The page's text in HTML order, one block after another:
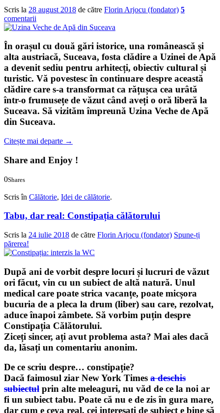
Scris la 28 august 2018 de către Florin Arjocu (fondator) 5
comentarii
În orașul cu două gări istorice, una românească și
alta austriacă, Suceava, fosta clădire a Uzinei de Apă
a devenit sediu pentru arhitecți, obiectiv cultural și
turistic. Vă povestesc în continuare despre această
clădire care s-a transformat ca rățușca cea urâtă
într-o frumusețe de văzut când aveți o oră liberă la
Suceava. Să vizităm împreună Uzina Veche de Apă
din Suceava.
Citește mai departe →
Share and Enjoy !
0Shares
Scris în Călătorie, Idei de călătorie.
Tabu, dar real: Constipația călătorului
Scris la 24 iulie 2018 de către Florin Arjocu (fondator) Spune-ți
părerea!
După ani de vorbit despre locuri și lucruri de văzut
ori făcut, vin cu un subiect de altă natură. Unul
medical care poate strica vacanțe, poate micșora
bucuria de a pleca la drum (liber) sau care, rezolvat,
aduce înapoi zâmbete. Să vorbim puțin despre
Constipația Călătorului.
Ziceți sincer, ați avut problema asta? Mai ales dacă
da, lăsați un comentariu anonim.
De ce scriu despre… constipație?
Dacă faimosul ziar New York Times a deschis
subiectul prin alte meleaguri, nu văd de ce la noi ar
fi un subiect tabu. Poate că nu e de zis în gura mare,
dar cum e ceva real, cei interesați de subiect e bine să